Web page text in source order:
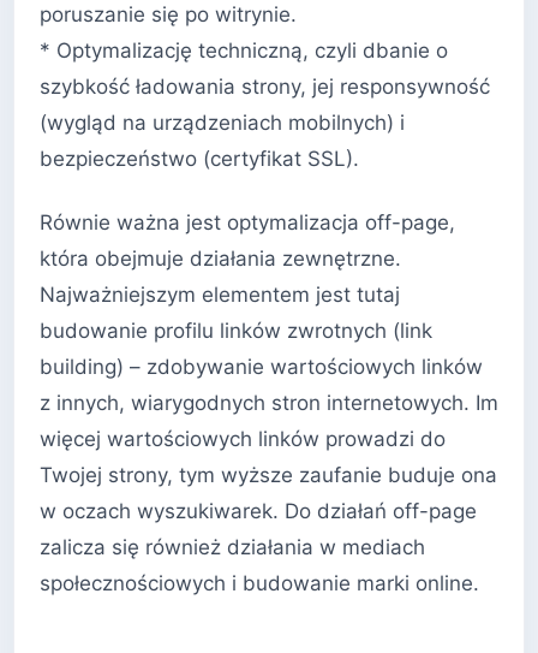
poruszanie się po witrynie.
* Optymalizację techniczną, czyli dbanie o
szybkość ładowania strony, jej responsywność
(wygląd na urządzeniach mobilnych) i
bezpieczeństwo (certyfikat SSL).
Równie ważna jest optymalizacja off-page,
która obejmuje działania zewnętrzne.
Najważniejszym elementem jest tutaj
budowanie profilu linków zwrotnych (link
building) – zdobywanie wartościowych linków
z innych, wiarygodnych stron internetowych. Im
więcej wartościowych linków prowadzi do
Twojej strony, tym wyższe zaufanie buduje ona
w oczach wyszukiwarek. Do działań off-page
zalicza się również działania w mediach
społecznościowych i budowanie marki online.